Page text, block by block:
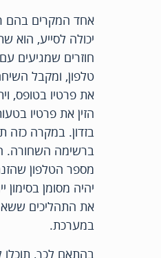
אחד המקרים בהם
יכולה לסייע, הוא
חוזרים שמגיעים
טלפון, ומקבל
את פרטיו בטופס,
הזין את פרטיו
בזדון. במקרה כזה
ברשימה השחורה.
מספר הטלפון
יהיה מסומן בסימון
את התהליכים
במערכת.
בהתאם לכך,